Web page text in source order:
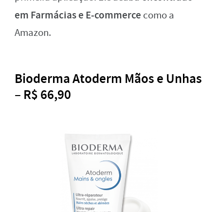
em Farmácias e E-commerce como a
Amazon.
Bioderma Atoderm Mãos e Unhas
– R$ 66,90